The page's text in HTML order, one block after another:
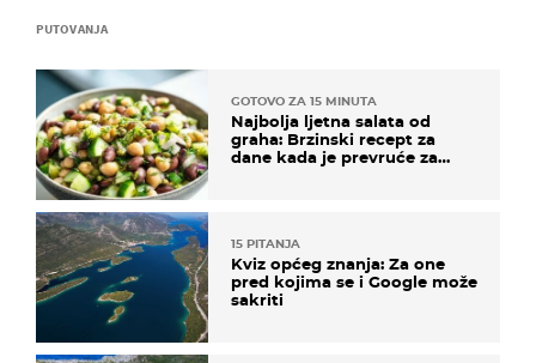
PUTOVANJA
GOTOVO ZA 15 MINUTA
Najbolja ljetna salata od
graha: Brzinski recept za
dane kada je prevruće za
15 PITANJA
Kviz općeg znanja: Za one
pred kojima se i Google može
sakriti